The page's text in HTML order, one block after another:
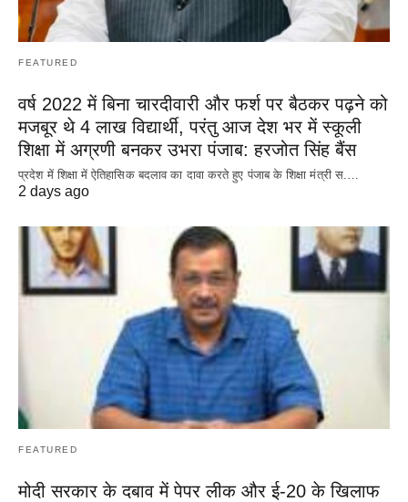
FEATURED
वर्ष 2022 में बिना चारदीवारी और फर्श पर बैठकर पढ़ने को
मजबूर थे 4 लाख विद्यार्थी, परंतु आज देश भर में स्कूली
शिक्षा में अग्रणी बनकर उभरा पंजाब: हरजोत सिंह बैंस
प्रदेश में शिक्षा में ऐतिहासिक बदलाव का दावा करते हुए पंजाब के शिक्षा मंत्री स.…
2 days ago
FEATURED
मोदी सरकार के दबाव में पेपर लीक और ई-20 के खिलाफ